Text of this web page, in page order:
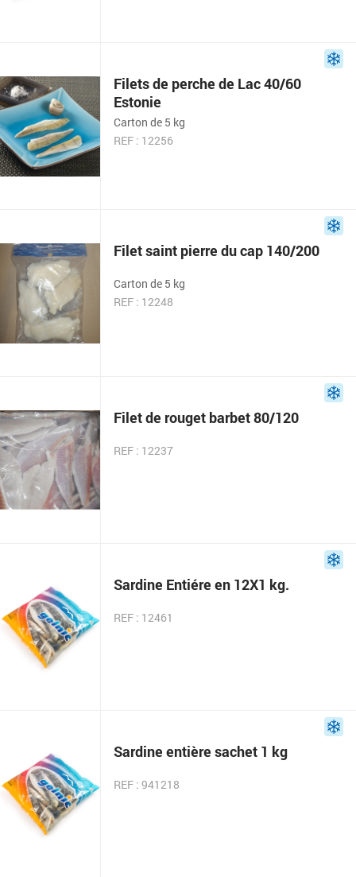
Filets de perche de Lac 40/60
Estonie
Carton de 5 kg
REF : 12256
Filet saint pierre du cap 140/200
Carton de 5 kg
REF : 12248
Filet de rouget barbet 80/120
REF : 12237
Sardine Entiére en 12X1 kg.
REF : 12461
Sardine entière sachet 1 kg
REF : 941218